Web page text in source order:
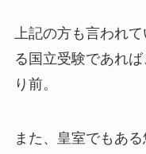
上記の方も言われ
る国立受験であれ
り前。
また、皇室でもあ